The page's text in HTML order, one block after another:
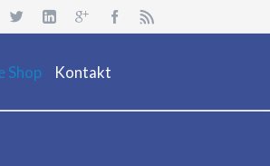
Shop Kontakt